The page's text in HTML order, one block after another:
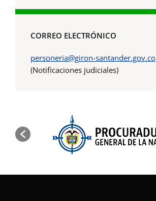
CORREO ELECTRÓNICO
personeria@giron-santander.gov.co
(Notificaciones judiciales)